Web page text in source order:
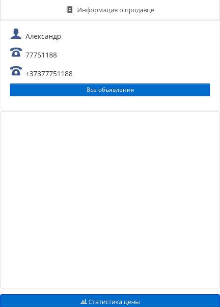
Информация о продавце
Александр
77751188
+37377751188
Все объявления
Статистика цены